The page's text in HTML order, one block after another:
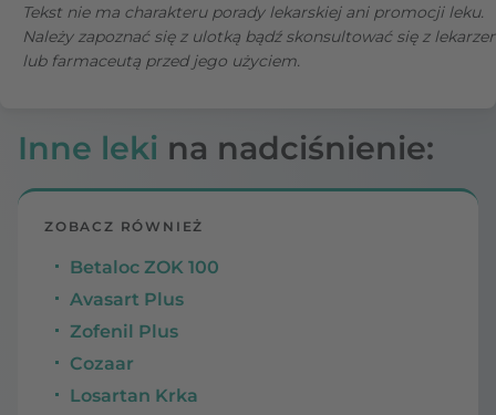
Tekst nie ma charakteru porady lekarskiej ani promocji leku.
Należy zapoznać się z ulotką bądź skonsultować się z
lub farmaceutą przed jego użyciem.
Inne leki na nadciśnienie:
ZOBACZ RÓWNIEŻ
Betaloc ZOK 100
Avasart Plus
Zofenil Plus
Cozaar
Losartan Krka